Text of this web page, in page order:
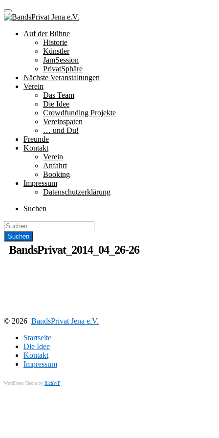
Auf der Bühne
Historie
Künstler
JamSession
PrivatSphäre
Nächste Veranstaltungen
Verein
Das Team
Die Idee
Crowdfunding Projekte
Vereinspaten
… und Du!
Freunde
Kontakt
Verein
Anfahrt
Booking
Impressum
Datenschutzerklärung
Suchen
BandsPrivat_2014_04_26-26
© 2026 BandsPrivat Jena e.V.
Startseite
Die Idee
Kontakt
Impressum
WordPress Theme by RichWP